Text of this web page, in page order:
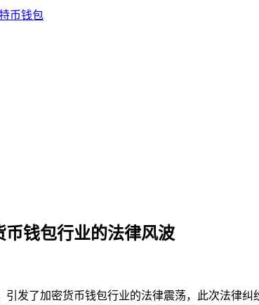
钱包行业的法律风波
发了加密货币钱包行业的法律震荡，此次法律